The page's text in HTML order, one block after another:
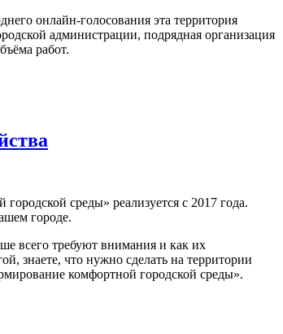
онлайн-голосования эта территория
администрации, подрядная организация
работ.
среды» реализуется с 2017 года.
городе.
всего требуют внимания и как их
знаете, что нужно сделать на территории
комфортной городской среды».